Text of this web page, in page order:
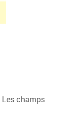
Les champs